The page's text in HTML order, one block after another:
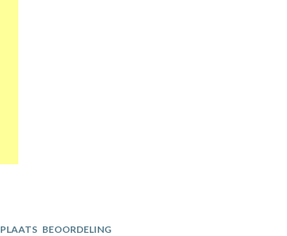
PLAATS BEOORDELING